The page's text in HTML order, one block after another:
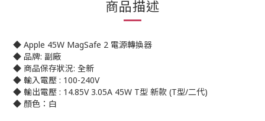
商品描述
◆ Apple 45W MagSafe 2 電源轉換器
◆ 品牌: 副廠
◆ 商品保存狀況: 全新
◆ 輸入電壓 : 100-240V
◆ 輸出電壓 : 14.85V 3.05A 45W T型 新款 (T型/二代)
◆ 顏色：白